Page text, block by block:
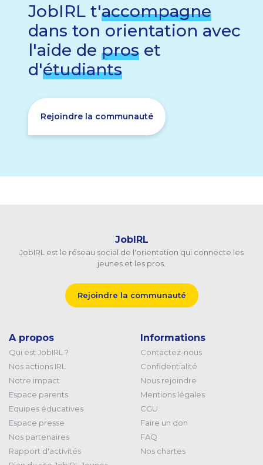
JobIRL t'accompagne
dans ton orientation avec
l'aide de pros et
d'étudiants
Rejoindre la communauté
JobIRL
JobIRL est le réseau social de l'orientation qui connecte les
jeunes et les pros.
Rejoindre la communauté
A propos
Qui est JobIRL ?
Nos actions IRL
Notre impact
Espace parents
Equipes éducatives
Espace presse
Nos partenaires
Rapport d'activités
Informations
Contactez-nous
Confidentialité
Nous rejoindre
Mentions légales
CGU
Faire un don
FAQ
Nos chartes